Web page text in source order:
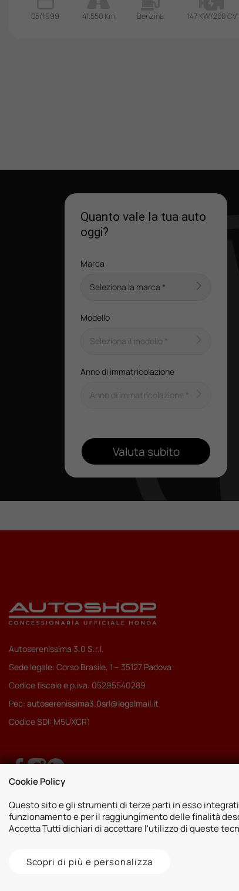
05/1999 41.550 Km Benzina 147 KW/200 CV
Quanto vale la tua auto
oggi?
Marca
Modello
Anno di immatricolazione
Valuta subito
Autoserenissima 3.0 S.r.l.
Sede legale: Corso Brasile, 1 – 35127 Padova
Codice fiscale e p.iva: 05295540289
Pec: autoserenissima3.0srl@legalmail.it
Codice SDI: M5UXCR1
Cookie Policy
Questo sito e gli strumenti di terze parti in esso
funzionamento e per il raggiungimento delle finalità
Accetta Tutti dichiari di accettare l'utilizzo di queste
Scopri di più e personalizza